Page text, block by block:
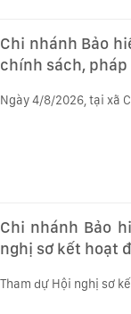
Chi nhánh Bảo
chính sách,
Ngày 4/8/2026, tại xã
Chi nhánh Bảo
nghị sơ kết hoạt
Tham dự Hội nghị sơ